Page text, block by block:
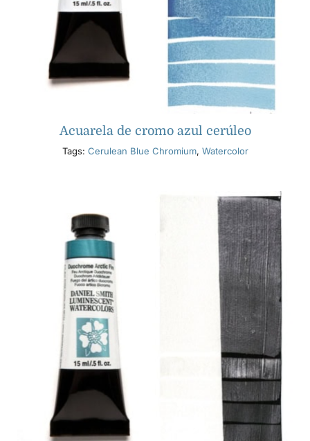
Acuarela de cromo azul cerúleo
Tags: Cerulean Blue Chromium, Watercolor